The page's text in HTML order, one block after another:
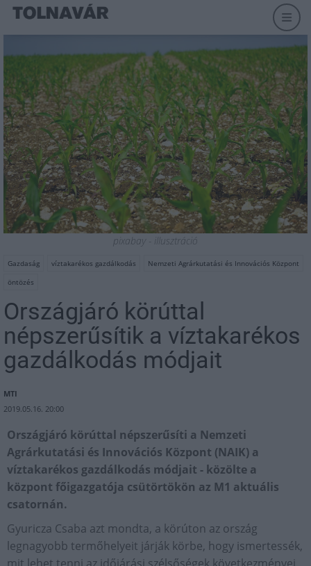
pixabay - illusztráció
Gazdaság víztakarékos gazdálkodás
Nemzeti Agrárkutatási és Innovációs Központ
öntözés
Országjáró körúttal
népszerűsítik a víztakarékos
gazdálkodás módjait
MTI
2019.05.16. 20:00
Országjáró körúttal népszerűsíti a Nemzeti
Agrárkutatási és Innovációs Központ (NAIK) a
víztakarékos gazdálkodás módjait - közölte a
központ főigazgatója csütörtökön az M1 aktuális
csatornán.
Gyuricza Csaba azt mondta, a körúton az ország
legnagyobb termőhelyeit járják körbe, hogy ismertessék,